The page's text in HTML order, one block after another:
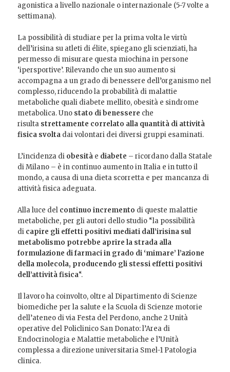
agonistica a livello nazionale o internazionale (5-7 volte a
settimana).
La possibilità di studiare per la prima volta le virtù
dell’irisina su atleti di élite, spiegano gli scienziati, ha
permesso di misurare questa miochina in persone
‘ipersportive’. Rilevando che un suo aumento si
accompagna a un grado di benessere dell’organismo nel
complesso, riducendo la probabilità di malattie
metaboliche quali diabete mellito, obesità e sindrome
metabolica. Uno stato di benessere che
risulta strettamente correlato alla quantità di attività
fisica svolta dai volontari dei diversi gruppi esaminati.
L’incidenza di obesità e diabete – ricordano dalla Statale
di Milano – è in continuo aumento in Italia e in tutto il
mondo, a causa di una dieta scorretta e per mancanza di
attività fisica adeguata.
Alla luce del continuo incremento di queste malattie
metaboliche, per gli autori dello studio “la possibilità
di capire gli effetti positivi mediati dall’irisina sul
metabolismo potrebbe aprire la strada alla
formulazione di farmaci in grado di ‘mimare’ l’azione
della molecola, producendo gli stessi effetti positivi
dell’attività fisica“.
Il lavoro ha coinvolto, oltre al Dipartimento di Scienze
biomediche per la salute e la Scuola di Scienze motorie
dell’ateneo di via Festa del Perdono, anche 2 Unità
operative del Policlinico San Donato: l’Area di
Endocrinologia e Malattie metaboliche e l’Unità
complessa a direzione universitaria Smel-1 Patologia
clinica.